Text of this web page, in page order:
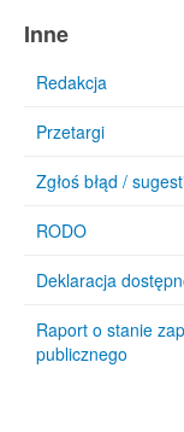
Inne
Redakcja
Przetargi
Zgłoś błąd /
RODO
Deklaracja
Raport o stanie
publicznego